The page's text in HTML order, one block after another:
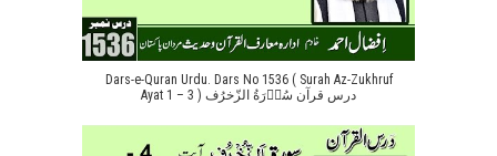
Dars-e-Quran Urdu. Dars No 1536 ( Surah Az-Zukhruf
Ayat 1 – 3 ) درس قرآن سُوۡرَةُ الزّخرُف